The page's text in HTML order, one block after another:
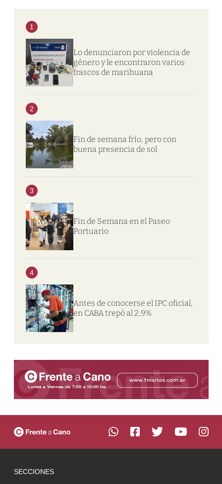
1
Lo denunciaron por violencia de
género y le encontraron varios
frascos de marihuana
2
Fin de semana frío, pero con
buena presencia de sol
3
Fin de Semana en el Paseo
Portuario
4
Antes de conocerse el IPC oficial,
en CABA trepó al 2,9%
SECCIONES